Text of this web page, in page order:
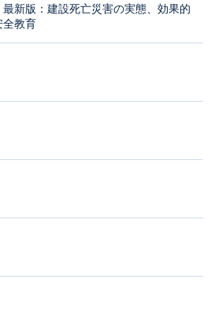
最新版：建設死亡災害の実態、効果的
全教育